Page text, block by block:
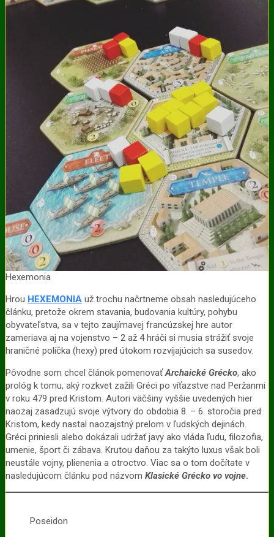
Hexemonia
Hrou HEXEMONIA už trochu načrtneme obsah nasledujúceho
článku, pretože okrem stavania, budovania kultúry, pohybu
obyvateľstva, sa v tejto zaujímavej francúzskej hre autor
zameriava aj na vojenstvo – 2 až 4 hráči si musia strážiť svoje
hraničné políčka (hexy) pred útokom rozvíjajúcich sa susedov.
Pôvodne som chcel článok pomenovaťArchaické Grécko, ako
prológ k tomu, aký rozkvet zažili Gréci po víťazstve nad Peržanmi
v roku 479 pred Kristom. Autori väčšiny vyššie uvedených hier
naozaj zasadzujú svoje výtvory do obdobia 8. – 6. storočia pred
Kristom, kedy nastal naozajstný prelom v ľudských dejinách.
Gréci priniesli alebo dokázali udržať javy ako vláda ľudu, filozofia,
umenie, šport či zábava. Krutou daňou za takýto luxus však boli
neustále vojny, plienenia a otroctvo. Viac sa o tom dočítate v
nasledujúcom článku pod názvom Klasické Grécko vo vojne.
Poseidon